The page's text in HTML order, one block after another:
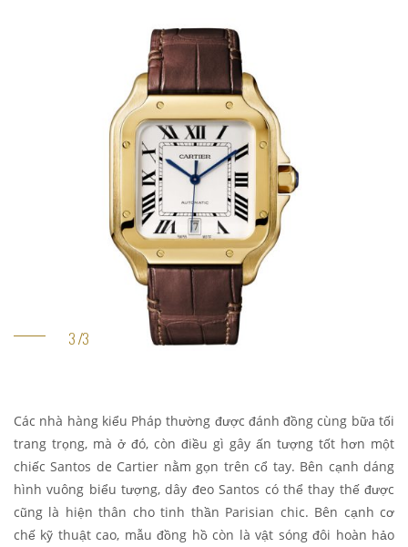
Các nhà hàng kiểu Pháp thường được đánh đồng cùng bữa tối
trang trọng, mà ở đó, còn điều gì gây ấn tượng tốt hơn một
chiếc Santos de Cartier nằm gọn trên cổ tay. Bên cạnh dáng
hình vuông biểu tượng, dây đeo Santos có thể thay thế được
cũng là hiện thân cho tinh thần Parisian chic. Bên cạnh cơ
chế kỹ thuật cao, mẫu đồng hồ còn là vật sóng đôi hoàn hảo